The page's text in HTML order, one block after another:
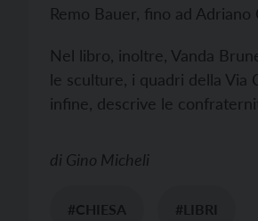
Remo Bauer, fino ad Adriano
Nel libro, inoltre, Vanda
le sculture, i quadri della Via
infine, descrive le
di Gino Micheli
#CHIESA #LIBRI